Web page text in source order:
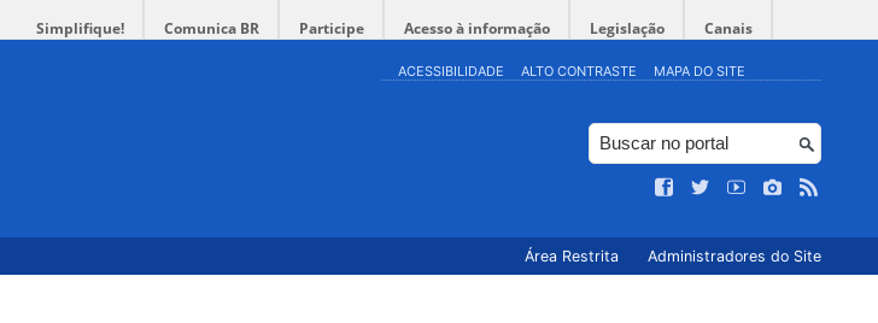
Simplifique! Comunica BR Participe Acesso à informação Legislação Canais
ACESSIBILIDADE ALTO CONTRASTE MAPA DO SITE
Área Restrita Administradores do Site